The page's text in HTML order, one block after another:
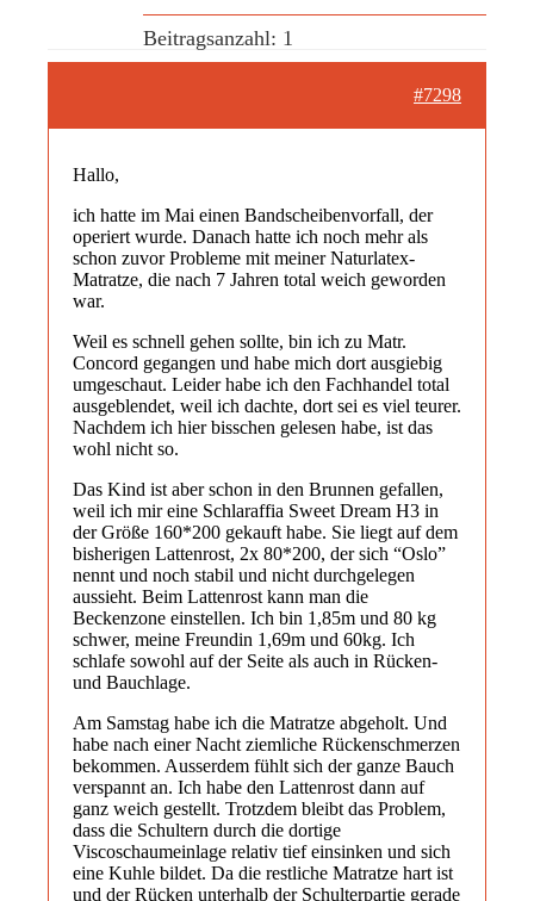
Beitragsanzahl: 1
#7298
Hallo,
ich hatte im Mai einen Bandscheibenvorfall, der
operiert wurde. Danach hatte ich noch mehr als
schon zuvor Probleme mit meiner Naturlatex-
Matratze, die nach 7 Jahren total weich geworden
war.
Weil es schnell gehen sollte, bin ich zu Matr.
Concord gegangen und habe mich dort ausgiebig
umgeschaut. Leider habe ich den Fachhandel total
ausgeblendet, weil ich dachte, dort sei es viel teurer.
Nachdem ich hier bisschen gelesen habe, ist das
wohl nicht so.
Das Kind ist aber schon in den Brunnen gefallen,
weil ich mir eine Schlaraffia Sweet Dream H3 in
der Größe 160*200 gekauft habe. Sie liegt auf dem
bisherigen Lattenrost, 2x 80*200, der sich “Oslo”
nennt und noch stabil und nicht durchgelegen
aussieht. Beim Lattenrost kann man die
Beckenzone einstellen. Ich bin 1,85m und 80 kg
schwer, meine Freundin 1,69m und 60kg. Ich
schlafe sowohl auf der Seite als auch in Rücken-
und Bauchlage.
Am Samstag habe ich die Matratze abgeholt. Und
habe nach einer Nacht ziemliche Rückenschmerzen
bekommen. Ausserdem fühlt sich der ganze Bauch
verspannt an. Ich habe den Lattenrost dann auf
ganz weich gestellt. Trotzdem bleibt das Problem,
dass die Schultern durch die dortige
Viscoschaumeinlage relativ tief einsinken und sich
eine Kuhle bildet. Da die restliche Matratze hart ist
und der Rücken unterhalb der Schulterpartie gerade